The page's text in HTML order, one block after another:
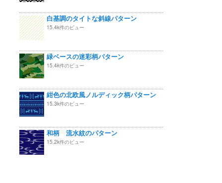
白基調のタイトな斜線パターン
15.4k件のビュー
緑ベースの迷彩柄パターン
15.4k件のビュー
紺色の北欧風ノルディック柄パターン
15.3k件のビュー
和柄 流水紋のパターン
15.2k件のビュー